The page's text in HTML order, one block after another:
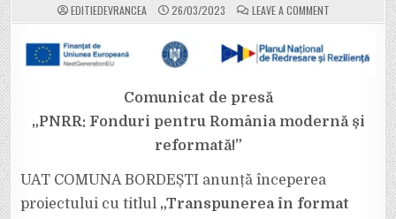
EDITIEDEVRANCEA 26/03/2023 LEAVE A COMMENT
PRIMĂRIA
SEMNAREA
CONTRACTULUI
ÎN
A
TERITORIULUI
Comunicat de presă
„PNRR: Fonduri pentru România modernă și
reformată!”
UAT COMUNA BORDEȘTI anunță începerea
proiectului cu titlul „Transpunerea în format